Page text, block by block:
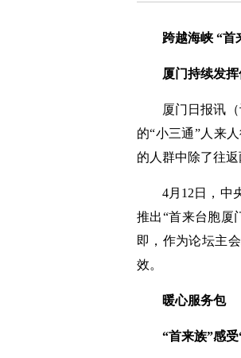
跨越海峡 “首
厦门持续发
厦门日报讯（
的“小三通”人来
的人群中除了往
4月12日，中
推出“首来台胞厦
即，作为论坛主
效。
暖心服务包
“首来族”感